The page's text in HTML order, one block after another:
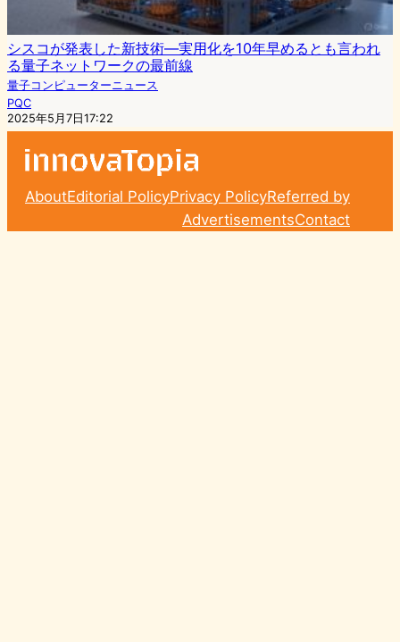
シスコが発表した新技術―実用化を10年早めるとも言われ
る量子ネットワークの最前線
量子コンピューターニュース
PQC
2025年5月7日17:22
AboutEditorial PolicyPrivacy PolicyReferred by
AdvertisementsContact